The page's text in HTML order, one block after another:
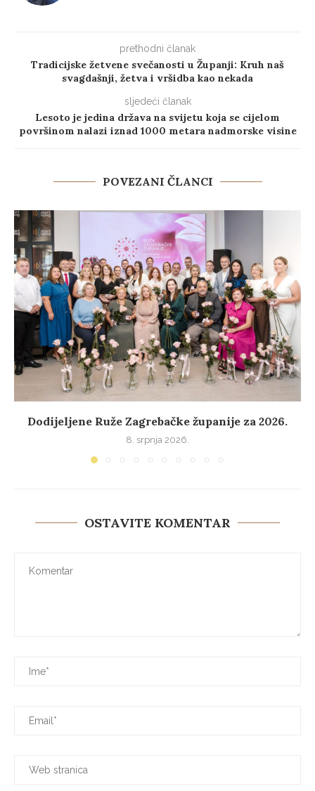
prethodni članak
Tradicijske žetvene svečanosti u Županji: Kruh naš
svagdašnji, žetva i vršidba kao nekada
sljedeći članak
Lesoto je jedina država na svijetu koja se cijelom
površinom nalazi iznad 1000 metara nadmorske visine
POVEZANI ČLANCI
Dodijeljene Ruže Zagrebačke županije za 2026.
8. srpnja 2026.
OSTAVITE KOMENTAR